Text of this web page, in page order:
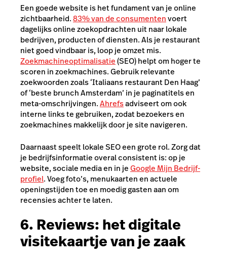
Een goede website is het fundament van je online
zichtbaarheid.83% van de consumentenvoert
dagelijks online zoekopdrachten uit naar lokale
bedrijven, producten of diensten. Als je restaurant
niet goed vindbaar is, loop je omzet mis.
Zoekmachineoptimalisatie(SEO) helpt om hoger te
scoren in zoekmachines. Gebruik relevante
zoekwoorden zoals ‘Italiaans restaurant Den Haag’
of ‘beste brunch Amsterdam’ in je paginatitels en
meta-omschrijvingen.Ahrefsadviseert om ook
interne links te gebruiken, zodat bezoekers en
zoekmachines makkelijk door je site navigeren.
Daarnaast speelt lokale SEO een grote rol. Zorg dat
je bedrijfsinformatie overal consistent is: op je
website, sociale media en in jeGoogle Mijn Bedrijf-
profiel. Voeg foto’s, menukaarten en actuele
openingstijden toe en moedig gasten aan om
recensies achter te laten.
6. Reviews: het digitale
visitekaartje van je zaak